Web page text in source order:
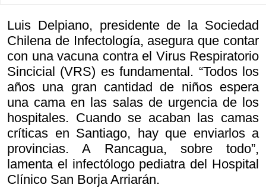
Luis Delpiano, presidente de la Sociedad
Chilena de Infectología, asegura que contar
con una vacuna contra el Virus Respiratorio
Sincicial (VRS) es fundamental. “Todos los
años una gran cantidad de niños espera
una cama en las salas de urgencia de los
hospitales. Cuando se acaban las camas
críticas en Santiago, hay que enviarlos a
provincias. A Rancagua, sobre todo”,
lamenta el infectólogo pediatra del Hospital
Clínico San Borja Arriarán.